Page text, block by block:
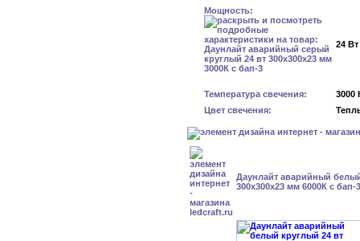
Мощность:
24 Вт
Температура свечения:
3000
Цвет свечения:
Даунлайт аварийный
300x300x23 мм 6000К с бап-3